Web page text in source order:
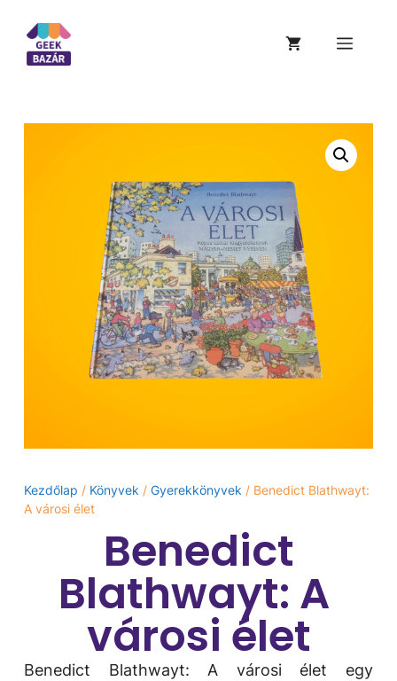
Kezdőlap / Könyvek/ Gyerekkönyvek/ Benedict Blathwayt:
A ​városi élet
Benedict
Blathwayt: A ​
városi élet
Benedict Blathwayt: A ​városi élet egy